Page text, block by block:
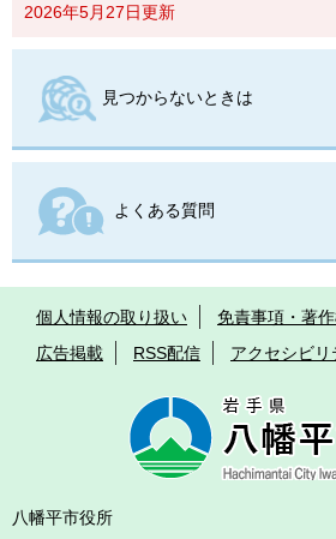
2026年5月27日更新
見つからないときは
よくある質問
個人情報の取り扱い
免責事項・著
広告掲載
RSS配信 アクセシビリ
八幡平市役所